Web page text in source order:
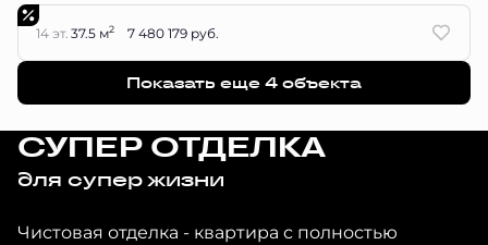
14 эт. 37.5 м2 7 480 179 руб.
Показать еще 4 объектa
СУПЕР ОТДЕЛКА
для супер жизни
Чистовая отделка - квартира с полностью